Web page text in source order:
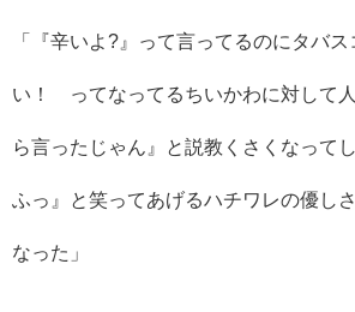
「『辛いよ?』って言ってるのにタバ
い！ ってなってるちいかわに対して
ら言ったじゃん』と説教くさくなって
ふっ』と笑ってあげるハチワレの優し
なった」